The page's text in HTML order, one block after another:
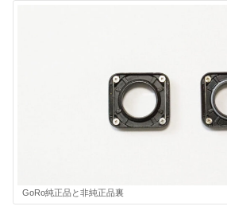
GoRo純正品と非純正品裏